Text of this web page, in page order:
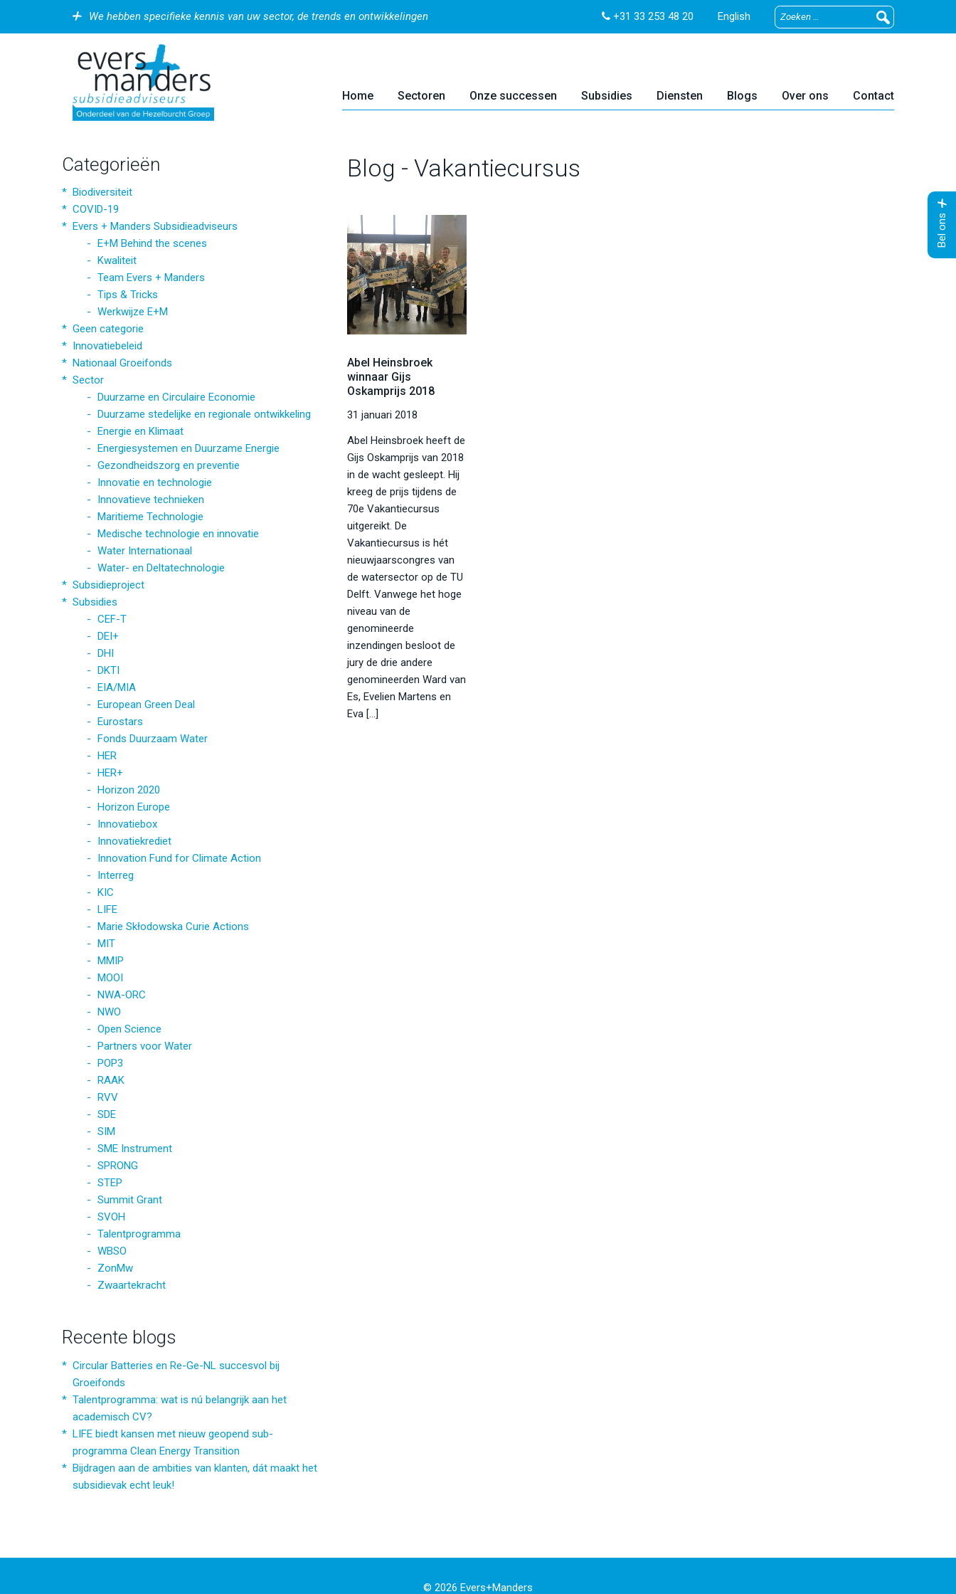
We hebben specifieke kennis van uw sector, de trends en ontwikkelingen +31 33 253 48 20 English
Home Sectoren Onze successen Subsidies Diensten Blogs Over ons Contact
Categorieën
Biodiversiteit
COVID-19
Evers + Manders Subsidieadviseurs
E+M Behind the scenes
Kwaliteit
Team Evers + Manders
Tips & Tricks
Werkwijze E+M
Geen categorie
Innovatiebeleid
Nationaal Groeifonds
Sector
Duurzame en Circulaire Economie
Duurzame stedelijke en regionale ontwikkeling
Energie en Klimaat
Energiesystemen en Duurzame Energie
Gezondheidszorg en preventie
Innovatie en technologie
Innovatieve technieken
Maritieme Technologie
Medische technologie en innovatie
Water Internationaal
Water- en Deltatechnologie
Subsidieproject
Subsidies
CEF-T
DEI+
DHI
DKTI
EIA/MIA
European Green Deal
Eurostars
Fonds Duurzaam Water
HER
HER+
Horizon 2020
Horizon Europe
Innovatiebox
Innovatiekrediet
Innovation Fund for Climate Action
Interreg
KIC
LIFE
Marie Skłodowska Curie Actions
MIT
MMIP
MOOI
NWA-ORC
NWO
Open Science
Partners voor Water
POP3
RAAK
RVV
SDE
SIM
SME Instrument
SPRONG
STEP
Summit Grant
SVOH
Talentprogramma
WBSO
ZonMw
Zwaartekracht
Recente blogs
Circular Batteries en Re-Ge-NL succesvol bij
Groeifonds
Talentprogramma: wat is nú belangrijk aan het
academisch CV?
LIFE biedt kansen met nieuw geopend sub-
programma Clean Energy Transition
Bijdragen aan de ambities van klanten, dát maakt het
subsidievak echt leuk!
Blog - Vakantiecursus
Abel Heinsbroek
winnaar Gijs
Oskamprijs 2018
31 januari 2018
Abel Heinsbroek heeft de
Gijs Oskamprijs van 2018
in de wacht gesleept. Hij
kreeg de prijs tijdens de
70e Vakantiecursus
uitgereikt. De
Vakantiecursus is hét
nieuwjaarscongres van
de watersector op de TU
Delft. Vanwege het hoge
niveau van de
genomineerde
inzendingen besloot de
jury de drie andere
genomineerden Ward van
Es, Evelien Martens en
Eva […]
Bel ons
© 2026 Evers+manders